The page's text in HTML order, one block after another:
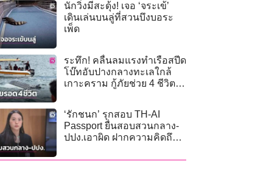
นักวิ่งมีสะดุ้ง! เจอ ‘จระเข้’
เดินเล่นบนลู่ที่สวนบึงบอระ
เพ็ด
ระทึก! คลื่นลมแรงทำเรือสปีด
โบ๊ทอับปางกลางทะเลใกล้
เกาะคราม กู้ภัยช่วย 4 ชีวิต
‘รักชนก’ รุกสอบ TH-AI
Passport ยื่นสอบสวนกลาง-
ปปง.เอาผิด ฝากความคิดถึง